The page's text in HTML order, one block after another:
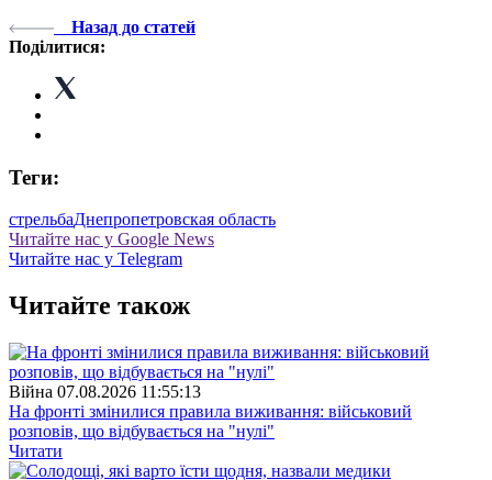
Назад до статей
Поділитися:
Теги:
стрельбаДнепропетровская область
Читайте нас у Google News
Читайте нас у Telegram
Читайте також
Війна 07.08.2026 11:55:13
На фронті змінилися правила виживання: військовий
розповів, що відбувається на "нулі"
Читати